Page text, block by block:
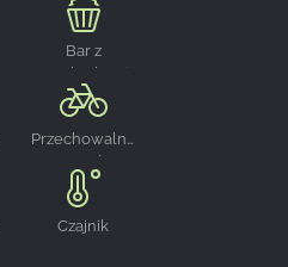
Bar z
przekąskami
Przechowalnia
rowerów
Czajnik